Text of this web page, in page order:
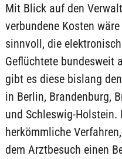
Mit Blick auf den
verbundene Kosten
sinnvoll, die
Geflüchtete bundesweit
gibt es diese bislang
in Berlin, Brandenburg,
und Schleswig-Holstein.
herkömmliche
dem Arztbesuch einen